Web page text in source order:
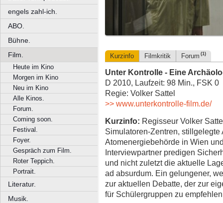
engels zahl-ich.
ABO.
Bühne.
Film.
Heute im Kino
Morgen im Kino
Neu im Kino
Alle Kinos.
Forum.
Coming soon.
Festival.
Foyer.
Gespräch zum Film.
Roter Teppich.
Portrait.
Literatur.
Musik.
Kurzinfo Filmkritik Forum (1)
Unter Kontrolle - Eine
D 2010, Laufzeit: 98 Min., FSK 0
Regie: Volker Sattel
>> www.unterkontrolle-film.de/
Kurzinfo: Regisseur Volker
Simulatoren-Zentren,
Atomenergiebehörde in Wien
Interviewpartner predigen
und nicht zuletzt die aktuelle
ad absurdum. Ein gelungener,
zur aktuellen Debatte, der zur
für Schülergruppen zu